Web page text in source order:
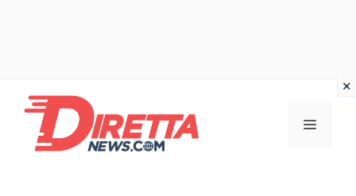
contenuto
Menu